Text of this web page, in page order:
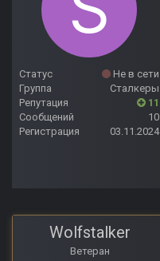
Статус
Не в сети
Группа
Сталкеры
Репутация
11
Сообщений
10
Регистрация
03.11.2024
Wolfstalker
Ветеран